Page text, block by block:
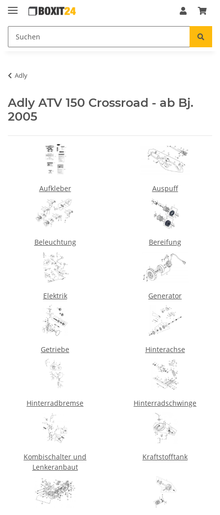
Adly
Adly ATV 150 Crossroad - ab Bj.
2005
Aufkleber Auspuff
Beleuchtung Bereifung
Elektrik Generator
Getriebe Hinterachse
Hinterradbremse Hinterradschwinge
Kombischalter und
Lenkeranbaut
Kraftstofftank